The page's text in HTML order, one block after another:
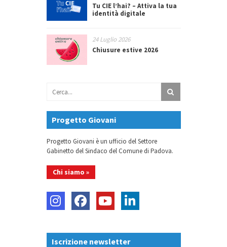
Tu CIE l’hai? – Attiva la tua
identità digitale
24 Luglio 2026
Chiusure estive 2026
Progetto Giovani
Progetto Giovani è un ufficio del Settore
Gabinetto del Sindaco del Comune di Padova.
Chi siamo »
Iscrizione newsletter